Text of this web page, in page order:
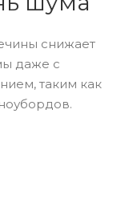
снижает
даже с
таким как